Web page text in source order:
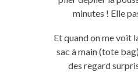
minutes ! Elle
Et quand on me voit
sac à main(tote bag)
des regard